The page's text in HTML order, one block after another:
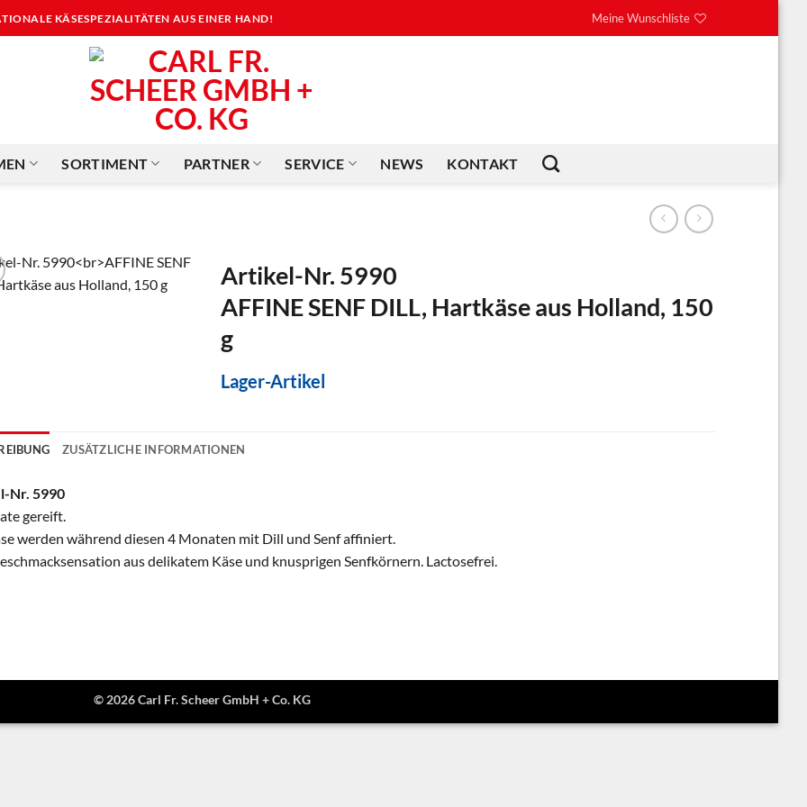
KÄSESPEZIALITÄTEN AUS EINER HAND! Meine Wunschliste
SORTIMENT PARTNER SERVICE NEWS KONTAKT
Artikel-Nr. 5990
AFFINE SENF DILL, Hartkäse aus Holland, 150
g
Lager-Artikel
ZUSÄTZLICHE INFORMATIONEN
Nr. 5990
gereift.
werden während diesen 4 Monaten mit Dill und Senf affiniert.
aus delikatem Käse und knusprigen Senfkörnern. Lactosefrei.
© 2026 Carl Fr. Scheer GmbH + Co. KG